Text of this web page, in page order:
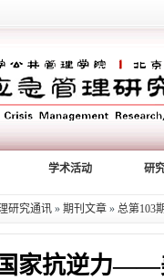
学术活动 研
研究通讯 » 期刊文章 » 总第103
国家抗逆力——